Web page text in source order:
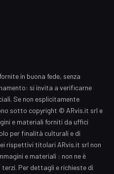
in buona fede, senza
si invita a verificarne
Se non esplicitamente
sotto copyright © ARvis.it srl e
e materiali forniti da uffici
per finalità culturali e di
rispettivi titolari ARvis.it srl non
e materiali : non ne è
Per dettagli e richieste di